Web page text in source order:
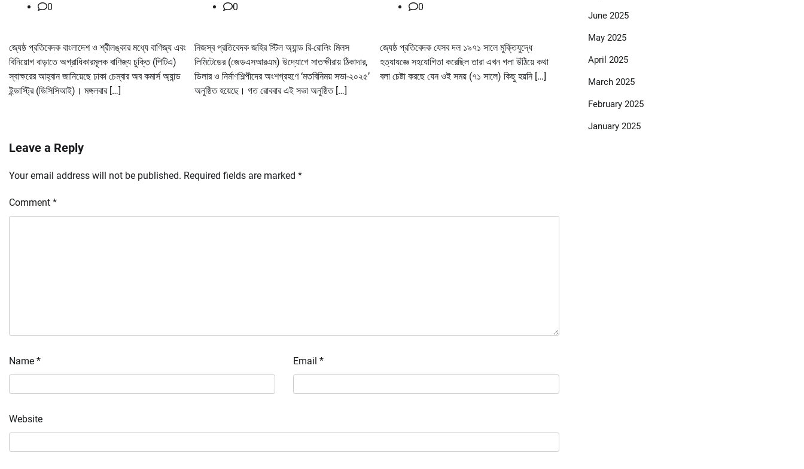
0
জ্যেষ্ঠ প্রতিবেদক বাংলাদেশ ও শ্রীলঙ্কার মধ্যে বাণিজ্য এবং
বিনিয়োগ বাড়াতে অগ্রাধিকারমূলক বাণিজ্য চুক্তি (পিটিএ)
স্বাক্ষরের আহ্বান জানিয়েছে ঢাকা চেম্বার অব কমার্স অ্যান্ড
ইন্ডাস্ট্রি (ডিসিসিআই)। মঙ্গলবার […]
0
নিজস্ব প্রতিবেদক জহির স্টিল অ্যান্ড রি-রোলিং মিলস
লিমিটেডের (জেডএসআরএম) উদ্যোগে সাতক্ষীরায় ঠিকাদার,
ডিলার ও নির্মাণশিল্পীদের অংশগ্রহণে ‘মতবিনিময় সভা-২০২৫’
অনুষ্ঠিত হয়েছে। গত রোববার এই সভা অনুষ্ঠিত […]
0
জ্যেষ্ঠ প্রতিবেদক যেসব দল ১৯৭১ সালে মুক্তিযুদ্ধে
হত্যাযজ্ঞে সহযোগিতা করেছিল তারা এখন গলা উঁঠিয়ে কথা
বলা চেষ্টা করছে যেন ওই সময় (৭১ সালে) কিছু হয়নি […]
Leave a Reply
Your email address will not be published. Required fields are marked *
Comment *
Name * Email *
Website
June 2025
May 2025
April 2025
March 2025
February 2025
January 2025